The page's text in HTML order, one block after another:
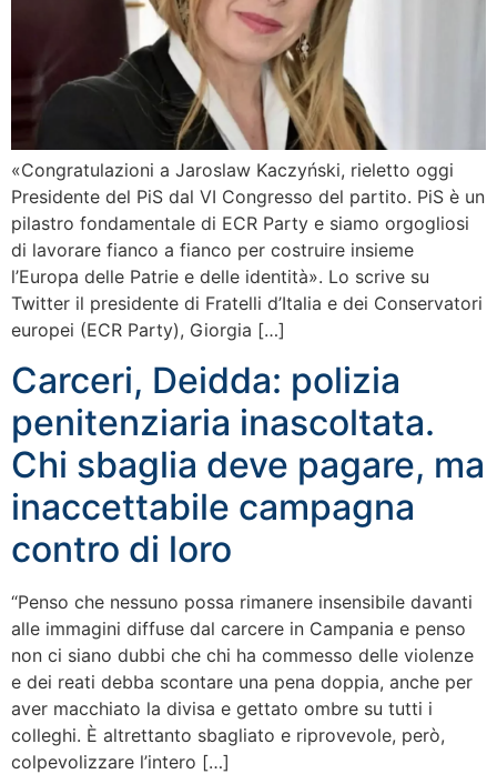
«Congratulazioni a Jaroslaw Kaczyński, rieletto oggi
Presidente del PiS dal VI Congresso del partito. PiS è un
pilastro fondamentale di ECR Party e siamo orgogliosi
di lavorare fianco a fianco per costruire insieme
l’Europa delle Patrie e delle identità». Lo scrive su
Twitter il presidente di Fratelli d’Italia e dei Conservatori
europei (ECR Party), Giorgia […]
Carceri, Deidda: polizia
penitenziaria inascoltata.
Chi sbaglia deve pagare, ma
inaccettabile campagna
contro di loro
“Penso che nessuno possa rimanere insensibile davanti
alle immagini diffuse dal carcere in Campania e penso
non ci siano dubbi che chi ha commesso delle violenze
e dei reati debba scontare una pena doppia, anche per
aver macchiato la divisa e gettato ombre su tutti i
colleghi. È altrettanto sbagliato e riprovevole, però,
colpevolizzare l’intero […]